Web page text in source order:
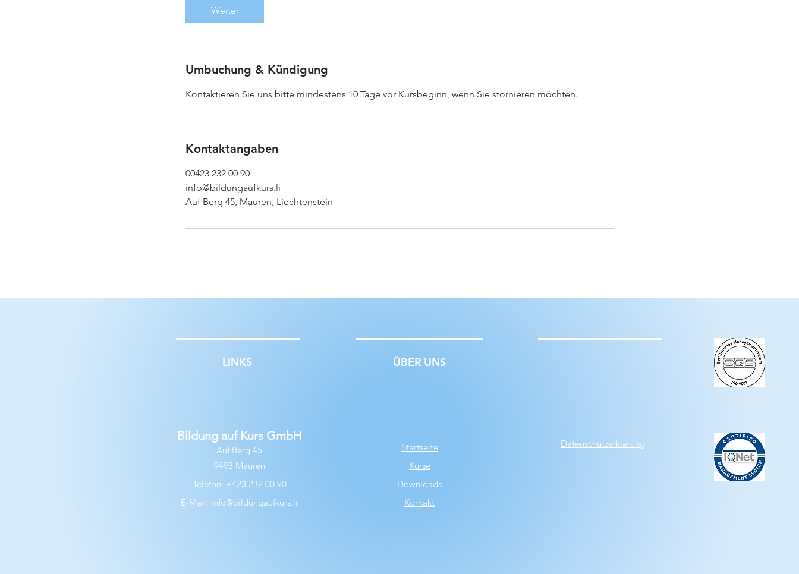
Weiter
Umbuchung & Kündigung
Kontaktieren Sie uns bitte mindestens 10 Tage vor Kursbeginn, wenn Sie stornieren möchten.
Kontaktangaben
00423 232 00 90
info@bildungaufkurs.li
Auf Berg 45, Mauren, Liechtenstein
LINKS ÜBER UNS
Bildung auf Kurs GmbH
Auf Berg 45
9493 Mauren
Telefon: +423 232 00 90
E-Mail: info@bildungaufkurs.li
Startseite
Kurse
Downloads
Kontakt
Datenschutzerklärung